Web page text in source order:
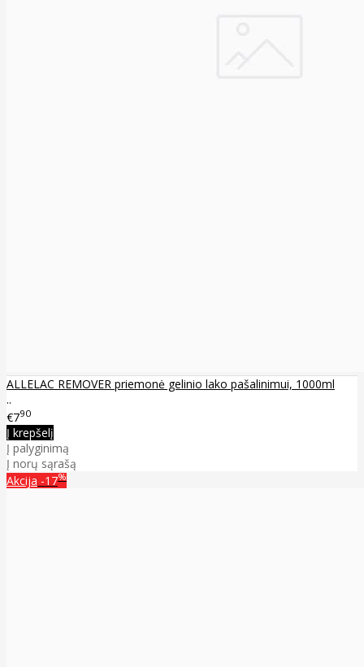
ALLELAC REMOVER priemonė gelinio lako pašalinimui, 1000ml
..
€790
Į krepšelį
Į palyginimą
Į norų sąrašą
Akcija -17%